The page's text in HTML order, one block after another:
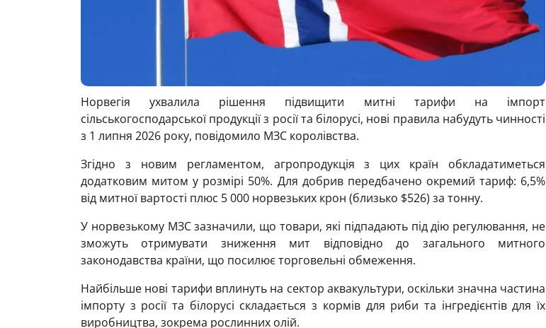
Норвегія ухвалила рішення підвищити митні тарифи на імпорт
сільськогосподарської продукції з росіїта білорусі, нові правила набудуть чинності
з 1 липня 2026 року, повідомило МЗС королівства.
Згідно з новим регламентом, агропродукція з цих країн обкладатиметься
додатковим митом у розмірі 50%. Для добрив передбачено окремий тариф: 6,5%
від митної вартості плюс 5 000 норвезьких крон (близько $526) за тонну.
У норвезькому МЗС зазначили, що товари, які підпадають під дію регулювання, не
зможуть отримувати зниження мит відповідно до загального митного
законодавства країни, що посилює торговельні обмеження.
Найбільше нові тарифи вплинуть на сектор аквакультури, оскільки значна частина
імпорту з росії та білорусі складається з кормів для риби та інгредієнтів для їх
виробництва, зокрема рослинних олій.